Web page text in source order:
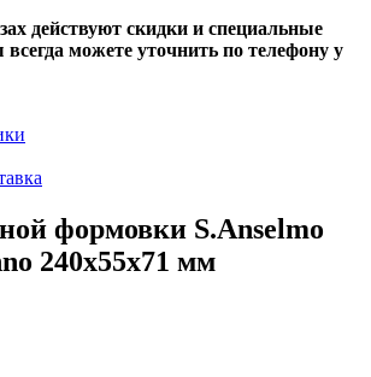
действуют скидки и специальные
можете уточнить по телефону у
формовки S.Anselmo
240х55х71 мм